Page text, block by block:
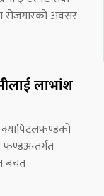
रोजगारको अवसर
लाभांश
बचत